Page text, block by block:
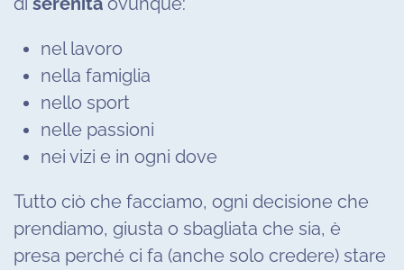
nel lavoro
nella famiglia
nello sport
nelle passioni
nei vizi e in ogni dove
Tutto ciò che facciamo, ogni decisione che
prendiamo, giusta o sbagliata che sia, è
presa perché ci fa (anche solo credere) stare